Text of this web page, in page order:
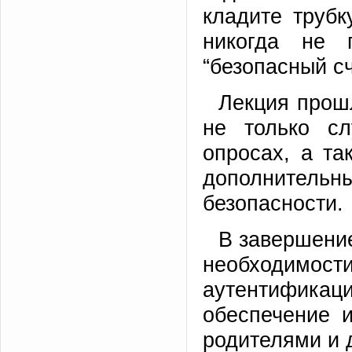
кладите
никогда не
“безопасный
Лекция
не только
опросах, а
безопасности.
В
обеспечение
родителями и